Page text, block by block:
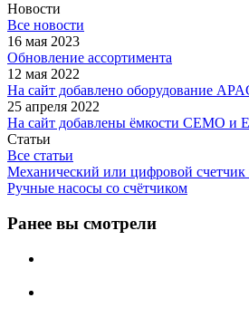
Новости
Все новости
16 мая 2023
Обновление ассортимента
12 мая 2022
На сайт добавлено оборудование
25 апреля 2022
На сайт добавлены ёмкости CEMO и
Статьи
Все статьи
Механический или цифровой счетчик
Ручные насосы со счётчиком
Ранее вы смотрели